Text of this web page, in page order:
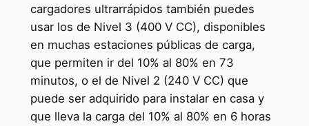
cargadores ultrarrápidos también puedes
usar los de Nivel 3 (400 V CC), disponibles
en muchas estaciones públicas de carga,
que permiten ir del 10% al 80% en 73
minutos, o el de Nivel 2 (240 V CC) que
puede ser adquirido para instalar en casa y
que lleva la carga del 10% al 80% en 6 horas